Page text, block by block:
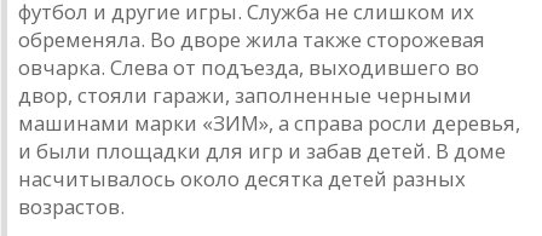
футбол и другие игры. Служба не слишком их
обременяла. Во дворе жила также сторожевая
овчарка. Слева от подъезда, выходившего во
двор, стояли гаражи, заполненные черными
машинами марки «ЗИМ», а справа росли деревья,
и были площадки для игр и забав детей. В доме
насчитывалось около десятка детей разных
возрастов.